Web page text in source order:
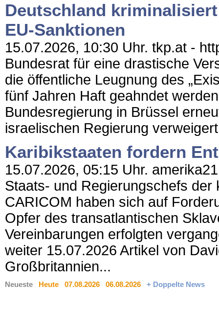
Deutschland
EU-Sanktionen
15.07.2026, 10:30 Uhr. tkp.at -
Bundesrat für eine drastische
die öffentliche Leugnung des
fünf Jahren Haft geahndet
Bundesregierung in Brüssel
israelischen Regierung
Karibikstaaten fordern
15.07.2026, 05:15 Uhr.
Staats- und Regierungschefs
CARICOM haben sich auf
Opfer des transatlantischen
Vereinbarungen erfolgten
weiter 15.07.2026 Artikel von
Großbritannien...
Neueste Heute 07.08.2026 06.08.2026 + Doppelte News